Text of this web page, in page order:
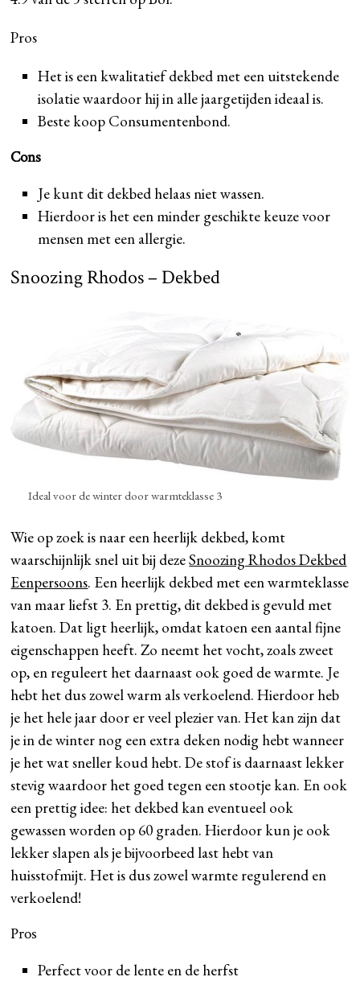
Pros
Het is een kwalitatief dekbed met een uitstekende
isolatie waardoor hij in alle jaargetijden ideaal is.
Beste koop Consumentenbond.
Cons
Je kunt dit dekbed helaas niet wassen.
Hierdoor is het een minder geschikte keuze voor
mensen met een allergie.
Snoozing Rhodos – Dekbed
Ideal voor de winter door warmteklasse 3
Wie op zoek is naar een heerlijk dekbed, komt
waarschijnlijk snel uit bij dezeSnoozing Rhodos Dekbed
Eenpersoons. Een heerlijk dekbed met een warmteklasse
van maar liefst 3. En prettig, dit dekbed is gevuld met
katoen. Dat ligt heerlijk, omdat katoen een aantal fijne
eigenschappen heeft. Zo neemt het vocht, zoals zweet
op, en reguleert het daarnaast ook goed de warmte. Je
hebt het dus zowel warm als verkoelend. Hierdoor heb
je het hele jaar door er veel plezier van. Het kan zijn dat
je in de winter nog een extra deken nodig hebt wanneer
je het wat sneller koud hebt. De stof is daarnaast lekker
stevig waardoor het goed tegen een stootje kan. En ook
een prettig idee: het dekbed kan eventueel ook
gewassen worden op 60 graden. Hierdoor kun je ook
lekker slapen als je bijvoorbeed last hebt van
huisstofmijt. Het is dus zowel warmte regulerend en
verkoelend!
Pros
Perfect voor de lente en de herfst